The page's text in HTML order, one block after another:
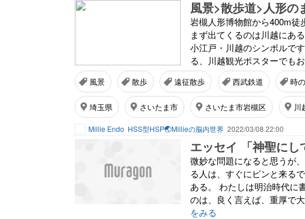
風景>散歩道>人形
岩槻人形博物館から400m徒
まず出てくるのは川越にあ
小江戸・川越のシンボルで
る、川越観光ポスターでも
風景 散歩 遠征散歩 西武鉄道 時
埼玉県 さいたま市 さいたま市岩槻区 川
Millie Endo HSS型HSP🌏Millieの脳内世界 2022/03/08 22:00
エッセイ 「神聖に
微妙な問題になると思うが
る人は、すぐにピンと来る
ある。 わたしは明治時代に
のは、良く言えば、重厚で
をみる